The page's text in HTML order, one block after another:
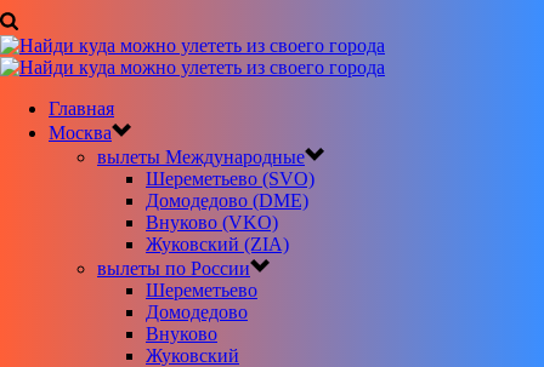
Главная
Москва
вылеты Международные
Шереметьево (SVO)
Домодедово (DME)
Внуково (VKO)
Жуковский (ZIA)
вылеты по России
Шереметьево
Домодедово
Внуково
Жуковский